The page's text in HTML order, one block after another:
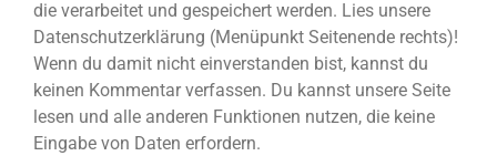
die verarbeitet und gespeichert werden. Lies unsere
Datenschutzerklärung (Menüpunkt Seitenende rechts)!
Wenn du damit nicht einverstanden bist, kannst du
keinen Kommentar verfassen. Du kannst unsere Seite
lesen und alle anderen Funktionen nutzen, die keine
Eingabe von Daten erfordern.